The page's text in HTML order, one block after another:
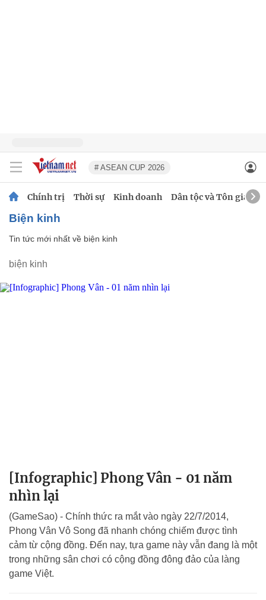
# ASEAN CUP 2026
Chính trị Thời sự Kinh doanh Dân tộc và Tôn giáo
biện kinh
Tin tức mới nhất về biện kinh
biện kinh
[Infographic] Phong Vân - 01 năm
nhìn lại
(GameSao) - Chính thức ra mắt vào ngày 22/7/2014,
Phong Vân Vô Song đã nhanh chóng chiếm được tình
cảm từ cộng đồng. Đến nay, tựa game này vẫn đang là một
trong những sân chơi có cộng đồng đông đảo của làng
game Việt.